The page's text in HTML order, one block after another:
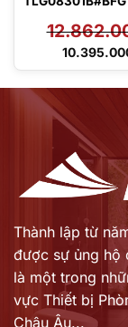
Giá
Giá
Thành lập từ
được sự ủng hộ
là một trong
vực Thiết bị
Châu Âu...